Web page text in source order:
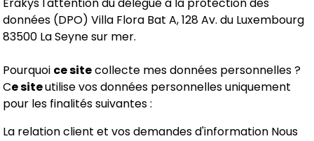
données (DPO) Villa Flora Bat A, 128 Av. du Luxembourg
83500 La Seyne sur mer.
Pourquoi ce sitecollecte mes données personnelles ?
Ce siteutilise vos données personnelles uniquement
pour les finalités suivantes :
La relation client et vos demandes d'information Nous